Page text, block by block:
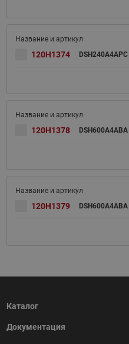
120H1374
120H1378
120H1379
Каталог
Тепловая автоматика
Документация